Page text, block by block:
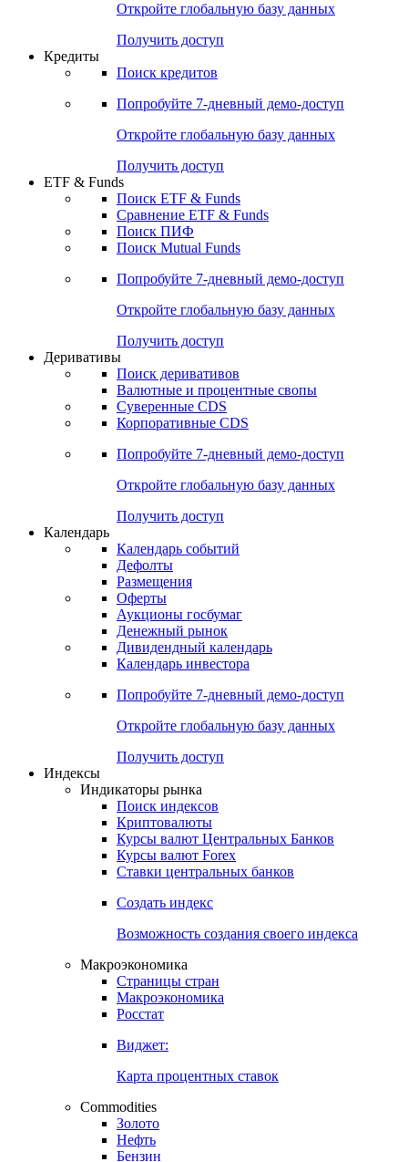
Российские IPO/SPO
Попробуйте7-дневный
Откройте глобальную базу данных
Получить доступ
Поиск кредитов
Попробуйте7-дневный
Откройте глобальную базу данных
Получить доступ
ETF & Funds
Сравнение ETF & Funds
Поиск Mutual Funds
Попробуйте7-дневный
Откройте глобальную базу данных
Получить доступ
Деривативы
Валютные и процентные свопы
Корпоративные CDS
Попробуйте7-дневный
Откройте глобальную базу данных
Получить доступ
Календарь
Календарь событий
Дефолты
Размещения
Оферты
Денежный рынок
Календарь инвестора
Попробуйте7-дневный
Откройте глобальную базу данных
Получить доступ
Индикаторы рынка
Поиск индексов
Курсы валют Центральных Банков
Ставки центральных банков
Создать индекс
Возможность создания своего индекса
Страницы стран
Росстат
Виджет:
Карта процентных ставок